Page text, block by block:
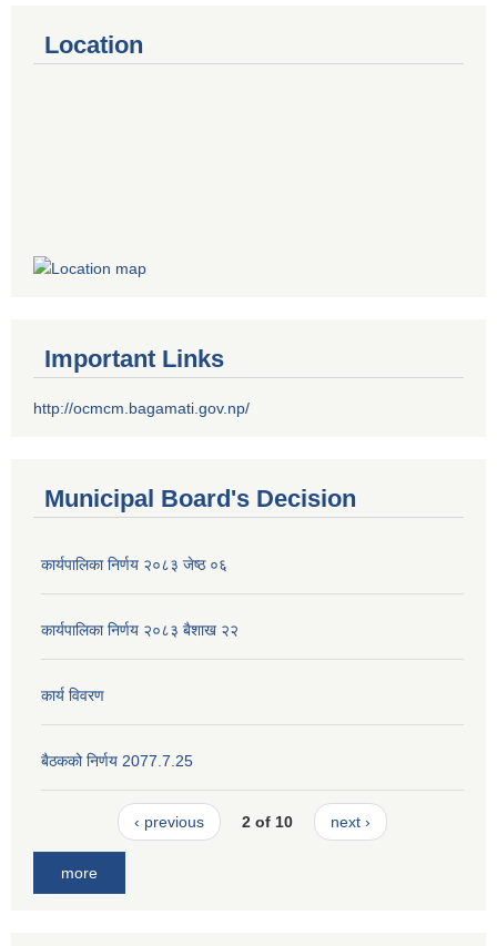
Location
Important Links
http://ocmcm.bagamati.gov.np/
Municipal Board's Decision
कार्यपालिका निर्णय २०८३ जेष्ठ ०६
कार्यपालिका निर्णय २०८३ बैशाख २२
कार्य विवरण
बैठकको निर्णय 2077.7.25
‹ previous 2 of 10 next ›
more